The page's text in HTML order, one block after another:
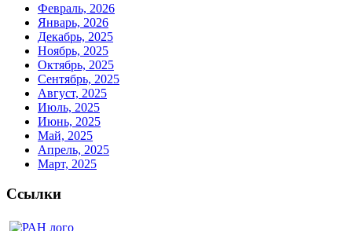
Февраль, 2026
Январь, 2026
Декабрь, 2025
Ноябрь, 2025
Октябрь, 2025
Сентябрь, 2025
Август, 2025
Июль, 2025
Июнь, 2025
Май, 2025
Апрель, 2025
Март, 2025
Ссылки